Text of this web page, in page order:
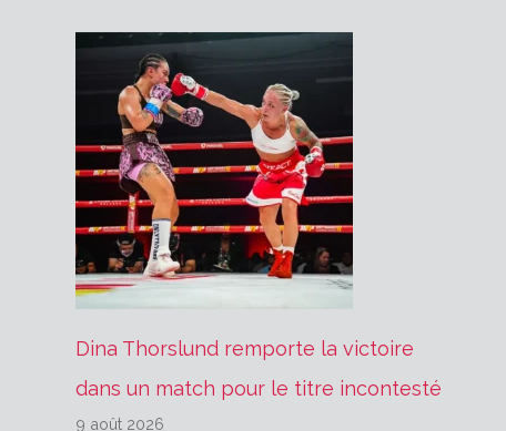
Dina Thorslund remporte la victoire
dans un match pour le titre incontesté
9 août 2026